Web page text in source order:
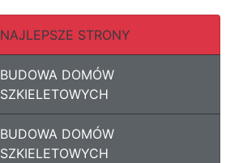
NAJLEPSZE STRONY
BUDOWA DOMÓW
SZKIELETOWYCH
BUDOWA DOMÓW
SZKIELETOWYCH